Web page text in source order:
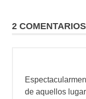
2 COMENTARIOS
de aquellos